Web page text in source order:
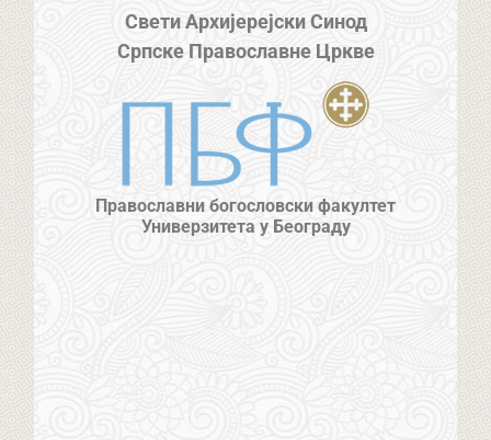
Свети Архијерејски Синод
Српске Православне Цркве
Православни богословски факултет
Универзитета у Београду